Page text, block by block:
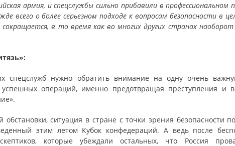
армия, и спецслужбы сильно прибавили в профессиональном
всего о более серьезном подходе к вопросам безопасности в
в то время как во многих других странах наоборот
спецслужб нужно обратить внимание на одну очень
операций, именно предотвращая преступления и
обстановки, ситуация в стране с точки зрения безопасности
этим летом Кубок конфедераций. А ведь после
которые убеждали остальных, что Россия